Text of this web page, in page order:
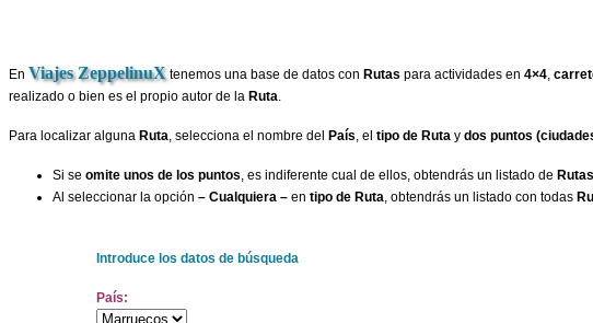
En Viajes ZeppelinuX tenemos una base de datos con Rutas para actividades en 4×4
realizado o bien es el propio autor de la Ruta
Para localizar alguna Ruta , selecciona el nombre del País , el tipo de Ruta y dos puntos
Si se omite unos de los puntos , es indiferente cual de ellos, obtendrás un listado de Rutas
Al seleccionar la opción – Cualquiera – en tipo de Ruta , obtendrás un listado con todas
Introduce los datos de búsqueda
País: